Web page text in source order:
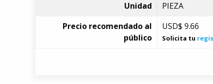
Unidad
PIEZA
Precio recomendado al
público
USD$ 9.66
Solicita tu